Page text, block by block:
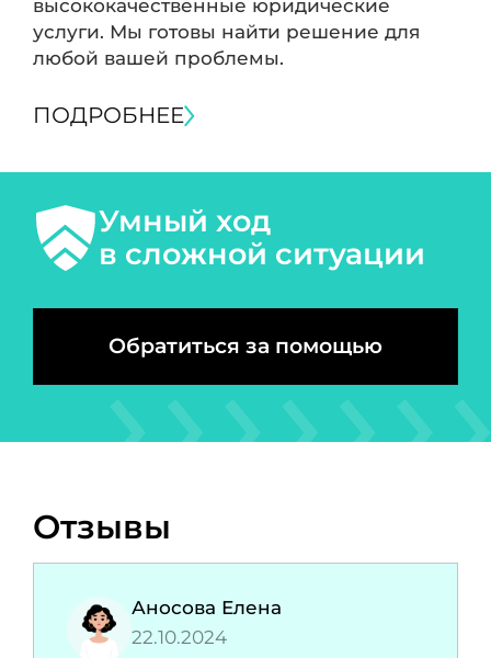
высококачественные юридические
услуги. Мы готовы найти решение для
любой вашей проблемы.
ПОДРОБНЕЕ
Умный ход
в сложной ситуации
Обратиться за помощью
Отзывы
Аносова Елена
22.10.2024